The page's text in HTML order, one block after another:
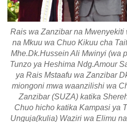
Rais wa Zanzibar na
na Mkuu wa Chuo Kikuu cha
Mhe.Dk.Hussein Ali Mwinyi (wa
Tunzo ya Heshima Ndg.Amour
ya Rais Mstaafu wa Zanzibar
miongoni mwa waanzilishi wa
Zanzibar (SUZA) katika
Chuo hicho katika Kampasi ya
Unguja(kulia) Waziri wa Elimu